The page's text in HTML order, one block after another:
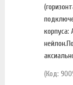
корпуса:
(Код: